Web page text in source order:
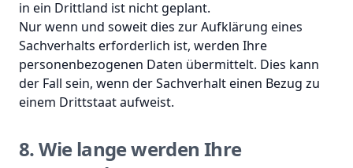
in ein Drittland ist nicht geplant.
Nur wenn und soweit dies zur Aufklärung eines
Sachverhalts erforderlich ist, werden Ihre
personenbezogenen Daten übermittelt. Dies kann
der Fall sein, wenn der Sachverhalt einen Bezug zu
einem Drittstaat aufweist.
8. Wie lange werden Ihre